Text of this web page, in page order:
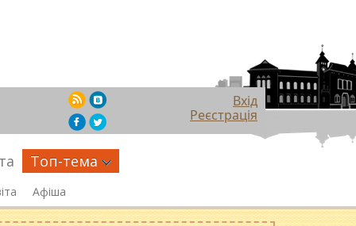
Вхід
Реєстрація
Топ-тема
Афіша